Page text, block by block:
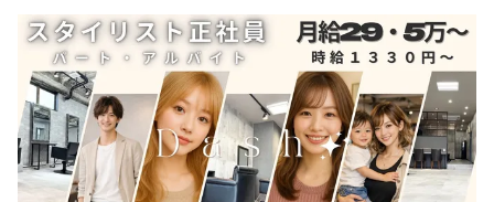
📌自由な働き方もOK！ライフスタイルを重視！⏰
・正社員スタイリスト/アシスタント
社員は完全週休2日制／週休3日制
・アルバイト・パート
出勤日数や時間に決まりはありません！
「しっかり働きたい方」も「プライベートを充実させたい方」
も、どちらも満足できる働き方が可能です！